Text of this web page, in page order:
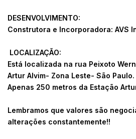
DESENVOLVIMENTO:
Construtora e Incorporadora: AVS
LOCALIZAÇÃO:
Está localizada na rua Peixoto
Artur Alvim- Zona Leste- São Paulo.
Apenas 250 metros da Estação
Lembramos que valores são
alterações constantemente!!